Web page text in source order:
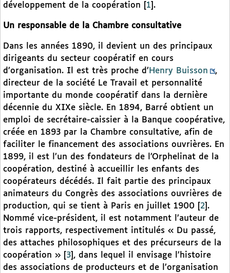
développement de la coopération
1 .
Un responsable de la Chambre consultative
Dans les années 1890, il devient un des principaux
dirigeants du secteur coopératif en cours
d’organisation. Il est très proche d’ Henry Buisson
,
directeur de la société Le Travail et personnalité
importante du monde coopératif dans la dernière
décennie du XIXe siècle. En 1894, Barré obtient un
emploi de secrétaire-caissier à la Banque coopérative,
créée en 1893 par la Chambre consultative, afin de
faciliter le financement des associations ouvrières. En
1899, il est l’un des fondateurs de l’Orphelinat de la
coopération, destiné à accueillir les enfants des
coopérateurs décédés. Il fait partie des principaux
animateurs du Congrès des associations ouvrières de
production, qui se tient à Paris en juillet 1900
2 .
Nommé vice-président, il est notamment l’auteur de
trois rapports, respectivement intitulés « Du passé,
des attaches philosophiques et des précurseurs de la
coopération »
3 , dans lequel il envisage l’histoire
des associations de producteurs et de l’organisation